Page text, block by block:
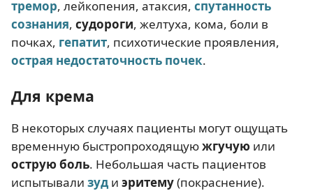
тремор, лейкопения, атаксия, спутанность
сознания, судороги, желтуха, кома, боли в
почках, гепатит, психотические проявления,
острая недостаточность почек.
Для крема
В некоторых случаях пациенты могут ощущать
временную быстропроходящуюжгучую или
острую боль. Небольшая часть пациентов
испытывали зуд и эритему(покраснение).